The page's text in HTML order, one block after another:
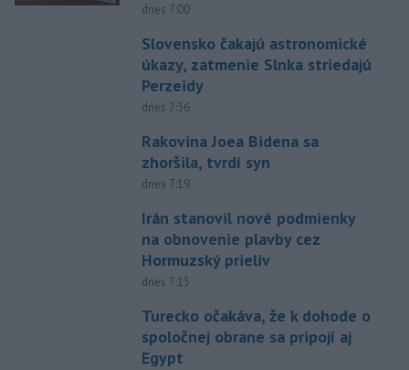
dnes 7:00
Slovensko čakajú astronomické
úkazy, zatmenie Slnka striedajú
Perzeidy
dnes 7:36
Rakovina Joea Bidena sa
zhoršila, tvrdí syn
dnes 7:19
Irán stanovil nové podmienky
na obnovenie plavby cez
Hormuzský prieliv
dnes 7:15
Turecko očakáva, že k dohode o
spoločnej obrane sa pripojí aj
Egypt